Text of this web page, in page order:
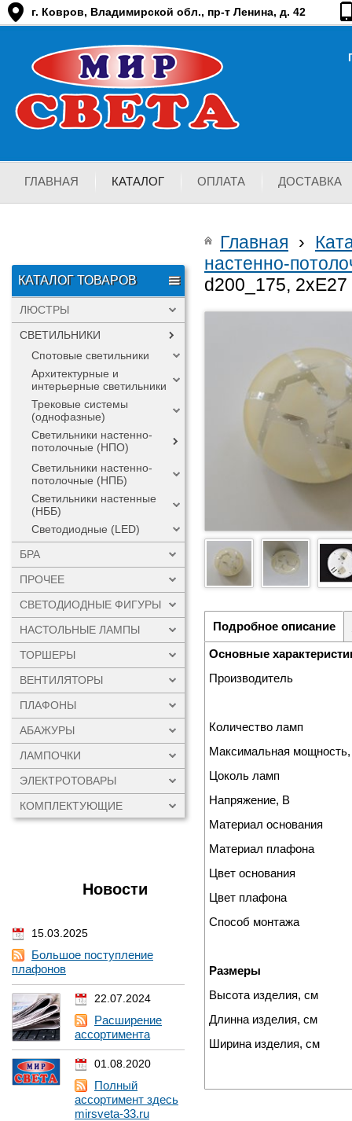
г. Ковров, Владимирской обл., пр-т Ленина, д. 42
ГЛАВНАЯ КАТАЛОГ ОПЛАТА ДОСТАВКА
КАТАЛОГ ТОВАРОВ
ЛЮСТРЫ
СВЕТИЛЬНИКИ
Спотовые светильники
Архитектурные и
интерьерные светильники
Трековые системы
(однофазные)
Светильники настенно-
потолочные (НПО)
Светильники настенно-
потолочные (НПБ)
Светильники настенные
(НББ)
Светодиодные (LED)
БРА
ПРОЧЕЕ
СВЕТОДИОДНЫЕ ФИГУРЫ
НАСТОЛЬНЫЕ ЛАМПЫ
ТОРШЕРЫ
ВЕНТИЛЯТОРЫ
ПЛАФОНЫ
АБАЖУРЫ
ЛАМПОЧКИ
ЭЛЕКТРОТОВАРЫ
КОМПЛЕКТУЮЩИЕ
Новости
15.03.2025
Большое поступление
плафонов
22.07.2024
Расширение
ассортимента
01.08.2020
Полный
ассортимент здесь
mirsveta-33.ru
Главная ›
настенно-
d200_175, 2хЕ27
Подробное описание
Основные
Производитель
Количество ламп
Максимальная
Цоколь ламп
Напряжение, В
Материал основания
Материал плафона
Цвет основания
Цвет плафона
Способ монтажа
Размеры
Высота изделия, см
Длинна изделия, см
Ширина изделия, см